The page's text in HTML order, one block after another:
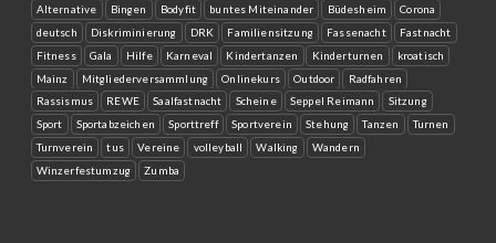
Alternative Bingen Bodyfit buntes Miteinander Büdesheim
Corona
deutsch
Diskriminierung DRK Familiensitzung Fassenacht
Fastnacht
Fitness
Gala Hilfe Karneval Kindertanzen Kinderturnen
kroatisch
Mainz
Mitgliederversammlung Onlinekurs Outdoor
Radfahren
Rassismus
REWE Saalfastnacht Scheine Seppel Reimann
Sitzung
Sport
Sportabzeichen Sporttreff Sportverein Stehung Tanzen
Turnen
Turnverein
tus Vereine volleyball Walking
Wandern
Winzerfestumzug
Zumba